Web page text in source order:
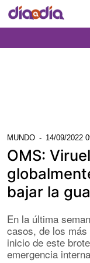
MUNDO - 14/09/2022
OMS:
bajar la
En la última
casos, de los más
inicio de este
emergencia